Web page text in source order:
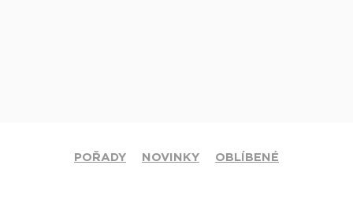
POŘADY NOVINKY OBLÍBENÉ